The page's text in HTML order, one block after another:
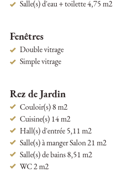
Salle(s) d'eau + toilette 4,75 m2
Fenêtres
Double vitrage
Simple vitrage
Rez de Jardin
Couloir(s) 8 m2
Cuisine(s) 14 m2
Hall(s) d'entrée 5,11 m2
Salle(s) à manger Salon 21 m2
Salle(s) de bains 8,51 m2
WC 2 m2